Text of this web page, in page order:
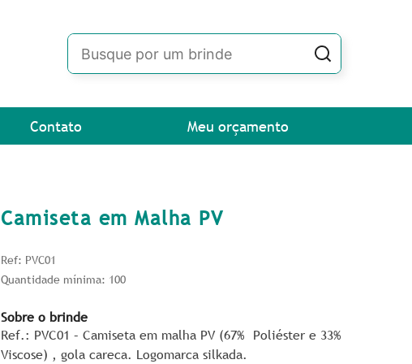
Contato Meu orçamento
Camiseta em Malha PV
Ref: PVC01
Quantidade mínima: 100
Sobre o brinde
Ref.: PVC01 – Camiseta em malha PV (67% Poliéster e 33%
Viscose) , gola careca. Logomarca silkada.